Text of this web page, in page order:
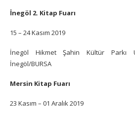
İnegöl 2. Kitap Fuarı
15 – 24 Kasım 2019
İnegöl Hikmet Şahin Kültür Parkı
İnegöl/BURSA
Mersin Kitap Fuarı
23 Kasım – 01 Aralık 2019